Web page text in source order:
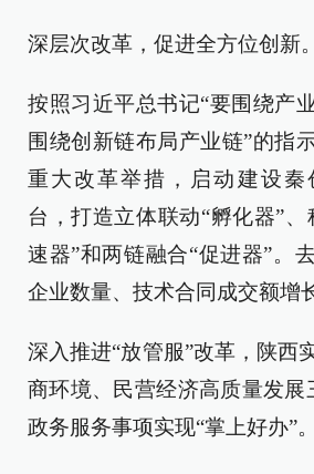
深层次改革，促进全方位创新。
按照习近平总书记“要围绕产
围绕创新链布局产业链”的指
重大改革举措，启动建设秦
台，打造立体联动“孵化器”、
速器”和两链融合“促进器”。
企业数量、技术合同成交额增
深入推进“放管服”改革，陕西
商环境、民营经济高质量发展
政务服务事项实现“掌上好办”。